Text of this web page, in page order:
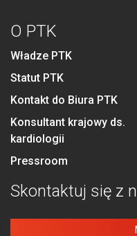
O PTK
Władze PTK
Statut PTK
Kontakt do Biura PTK
Konsultant krajowy ds.
kardiologii
Pressroom
Skontaktuj się z